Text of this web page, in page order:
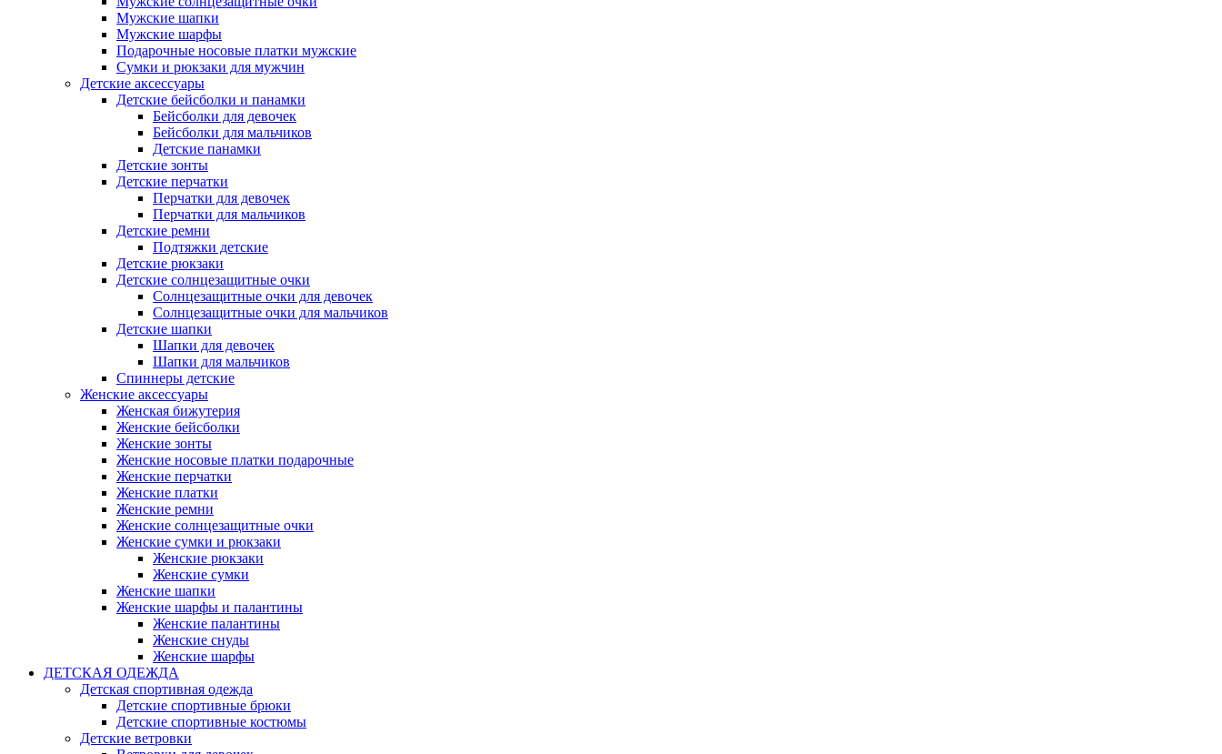
Мужские шапки
Мужские шарфы
Подарочные носовые платки мужские
Сумки и рюкзаки для мужчин
Детские аксессуары
Детские бейсболки и панамки
Бейсболки для девочек
Бейсболки для мальчиков
Детские панамки
Детские зонты
Детские перчатки
Перчатки для девочек
Перчатки для мальчиков
Детские ремни
Подтяжки детские
Детские рюкзаки
Детские солнцезащитные очки
Солнцезащитные очки для девочек
Солнцезащитные очки для мальчиков
Детские шапки
Шапки для девочек
Шапки для мальчиков
Спиннеры детские
Женские аксессуары
Женская бижутерия
Женские бейсболки
Женские зонты
Женские носовые платки подарочные
Женские перчатки
Женские платки
Женские ремни
Женские солнцезащитные очки
Женские сумки и рюкзаки
Женские рюкзаки
Женские сумки
Женские шапки
Женские шарфы и палантины
Женские палантины
Женские снуды
Женские шарфы
ДЕТСКАЯ ОДЕЖДА
Детская спортивная одежда
Детские спортивные брюки
Детские спортивные костюмы
Детские ветровки